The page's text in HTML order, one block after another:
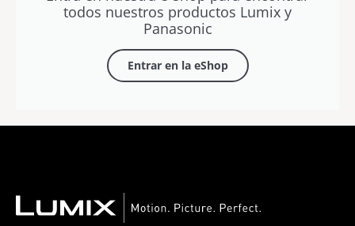
todos nuestros productos Lumix y
Panasonic
Entrar en la eShop